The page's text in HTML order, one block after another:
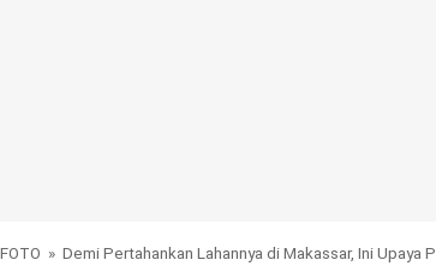
» Demi Pertahankan Lahannya di Makassar, Ini Upaya